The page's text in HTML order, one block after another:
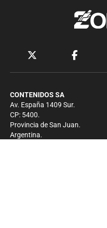
CONTENIDOS SA
Av. España 1409 Sur.
CP: 5400.
Provincia de San Juan.
Argentina.